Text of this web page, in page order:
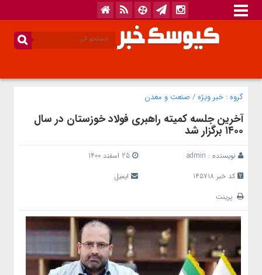
گروه : خبر ویژه/ صنعت و معدن
آخرین جلسه کمیته راهبری فولاد خوزستان در سال
۱۴۰۰ برگزار شد
نویسنده : admin
25 اسفند 1400
کد خبر 145718
ایمیل
پرینت